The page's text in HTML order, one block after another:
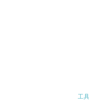
工具